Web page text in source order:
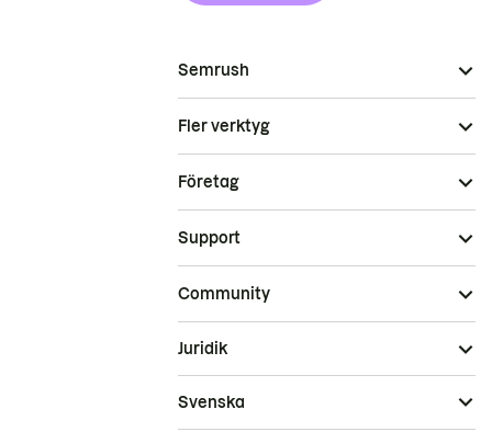
Semrush
Fler verktyg
Företag
Support
Community
Juridik
Svenska